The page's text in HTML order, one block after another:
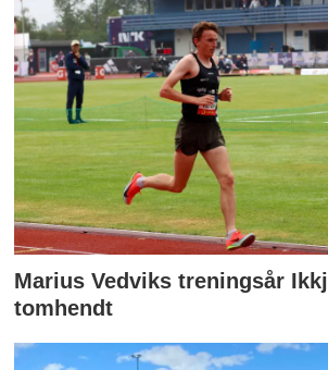
Marius Vedviks treningsår
tomhendt